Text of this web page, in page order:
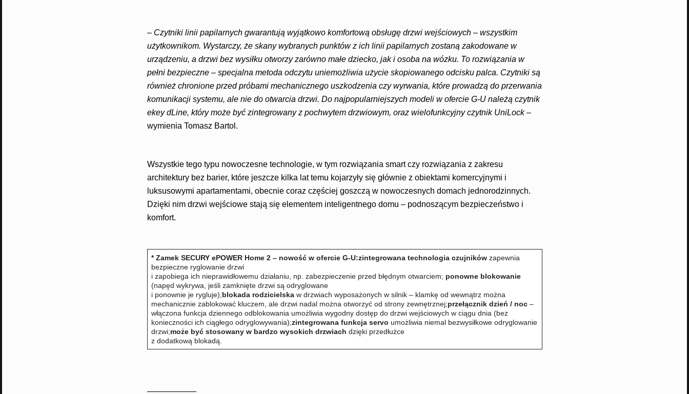
– Czytniki linii papilarnych gwarantują wyjątkowo komfortową obsługę drzwi wejściowych – wszystkim
użytkownikom. Wystarczy, że skany wybranych punktów z ich linii papilarnych zostaną zakodowane w
urządzeniu, a drzwi bez wysiłku otworzy zarówno małe dziecko, jak i osoba na wózku. To rozwiązania w
pełni bezpieczne – specjalna metoda odczytu uniemożliwia użycie skopiowanego odcisku palca. Czytniki są
również chronione przed próbami mechanicznego uszkodzenia czy wyrwania, które prowadzą do przerwania
komunikacji systemu, ale nie do otwarcia drzwi. Do najpopularniejszych modeli w ofercie G-U należą czytnik
ekey dLine, który może być zintegrowany z pochwytem drzwiowym, oraz wielofunkcyjny czytnik UniLock–
wymienia Tomasz Bartol.
Wszystkie tego typu nowoczesne technologie, w tym rozwiązania smart czy rozwiązania z zakresu
architektury bez barier, które jeszcze kilka lat temu kojarzyły się głównie z obiektami komercyjnymi i
luksusowymi apartamentami, obecnie coraz częściej goszczą w nowoczesnych domach jednorodzinnych.
Dzięki nim drzwi wejściowe stają się elementem inteligentnego domu – podnoszącym bezpieczeństwo i
komfort.
* Zamek SECURY ePOWER Home 2 – nowość w ofercie G-U:zintegrowana technologia czujnikówzapewnia
bezpieczne ryglowanie drzwi
i zapobiega ich nieprawidłowemu działaniu, np. zabezpieczenie przed błędnym otwarciem; ponowne blokowanie
(napęd wykrywa, jeśli zamknięte drzwi są odryglowane
i ponownie je rygluje);blokada rodzicielskaw drzwiach wyposażonych w silnik – klamkę od wewnątrz można
mechanicznie zablokować kluczem, ale drzwi nadal można otworzyć od strony zewnętrznej;przełącznik dzień / noc –
włączona funkcja dziennego odblokowania umożliwia wygodny dostęp do drzwi wejściowych w ciągu dnia (bez
konieczności ich ciągłego odryglowywania);zintegrowana funkcja servo umożliwia niemal bezwysiłkowe odryglowanie
drzwi;może być stosowany w bardzo wysokich drzwiach dzięki przedłużce
z dodatkową blokadą.
——————